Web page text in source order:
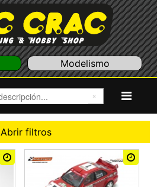
Modelismo
Abrir filtros